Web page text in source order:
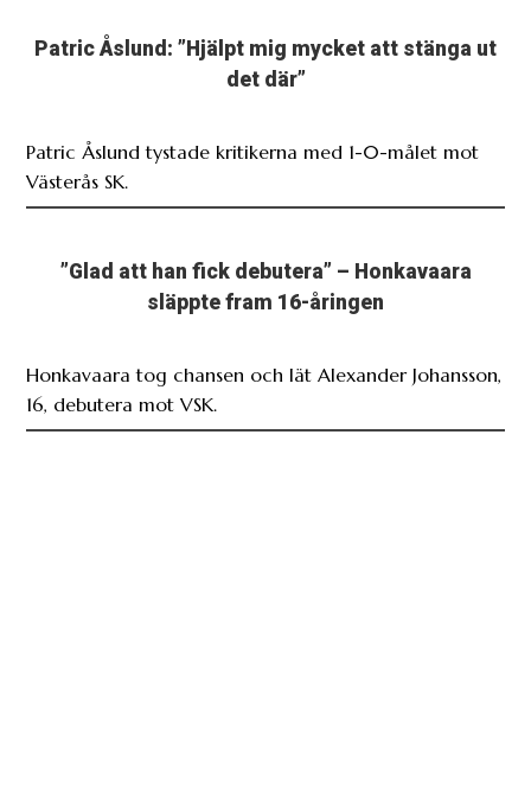
Patric Åslund: ”Hjälpt mig mycket att stänga ut
det där”
Patric Åslund tystade kritikerna med 1-0-målet mot
Västerås SK.
”Glad att han fick debutera” – Honkavaara
släppte fram 16-åringen
Honkavaara tog chansen och lät Alexander Johansson,
16, debutera mot VSK.